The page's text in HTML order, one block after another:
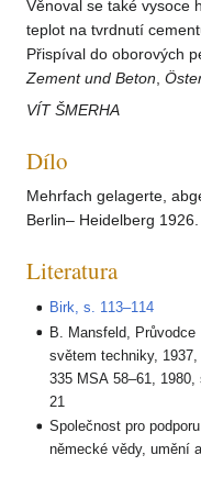
Věnoval se také vysoce
teplot na tvrdnutí
Přispíval do oborových
Zement und Beton
VÍT ŠMERHA
Dílo
Mehrfach gelagerte,
Berlin– Heidelberg 1926.
Literatura
Birk, s. 113–114
B. Mansfeld, Průvodce
světem techniky, 1937,
335 MSA 58–61, 1980,
21
Společnost pro podporu
německé vědy, umění a